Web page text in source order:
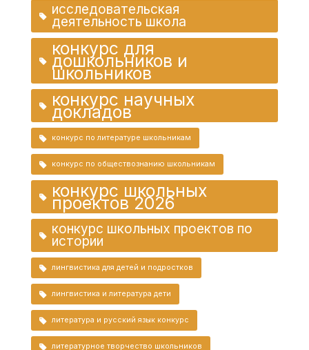
исследовательская
деятельность школа
конкурс для
дошкольников и
школьников
конкурс научных
докладов
конкурс по литературе школьникам
конкурс по обществознанию школьникам
конкурс школьных
проектов 2026
конкурс школьных проектов по
истории
лингвистика для детей и подростков
лингвистика и литература дети
литература и русский язык конкурс
литературное творчество школьников